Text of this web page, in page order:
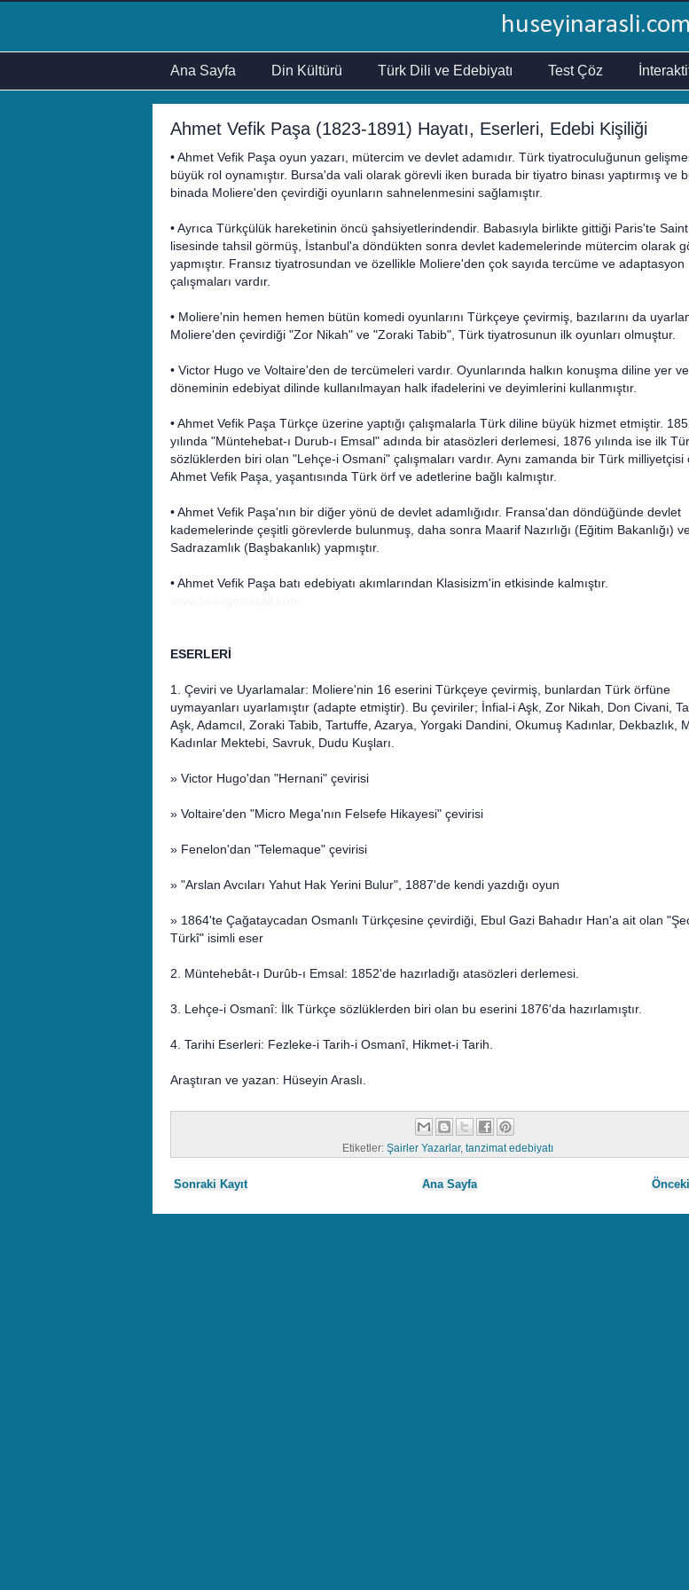
huseyinarasli.com
Ana Sayfa Din Kültürü Türk Dili ve Edebiyatı Test Çöz
Ahmet Vefik Paşa (1823-1891) Hayatı, Eserleri, Edebi Kişiliği
• Ahmet Vefik Paşa oyun yazarı, mütercim ve devlet adamıdır. Türk tiyatroculuğunun
büyük rol oynamıştır. Bursa'da vali olarak görevli iken burada bir tiyatro binası yaptırmış ve
binada Moliere'den çevirdiği oyunların sahnelenmesini sağlamıştır.
• Ayrıca Türkçülük hareketinin öncü şahsiyetlerindendir. Babasıyla birlikte gittiği Paris'te
lisesinde tahsil görmüş, İstanbul'a döndükten sonra devlet kademelerinde mütercim olarak
yapmıştır. Fransız tiyatrosundan ve özellikle Moliere'den çok sayıda tercüme ve adaptasyon
çalışmaları vardır.
• Moliere'nin hemen hemen bütün komedi oyunlarını Türkçeye çevirmiş, bazılarını da
Moliere'den çevirdiği "Zor Nikah" ve "Zoraki Tabib", Türk tiyatrosunun ilk oyunları olmuştur.
• Victor Hugo ve Voltaire'den de tercümeleri vardır. Oyunlarında halkın konuşma diline yer
döneminin edebiyat dilinde kullanılmayan halk ifadelerini ve deyimlerini kullanmıştır.
• Ahmet Vefik Paşa Türkçe üzerine yaptığı çalışmalarla Türk diline büyük hizmet etmiştir.
yılında "Müntehebat-ı Durub-ı Emsal" adında bir atasözleri derlemesi, 1876 yılında ise ilk
sözlüklerden biri olan "Lehçe-i Osmani" çalışmaları vardır. Aynı zamanda bir Türk milliyetçisi
Ahmet Vefik Paşa, yaşantısında Türk örf ve adetlerine bağlı kalmıştır.
• Ahmet Vefik Paşa'nın bir diğer yönü de devlet adamlığıdır. Fransa'dan döndüğünde devlet
kademelerinde çeşitli görevlerde bulunmuş, daha sonra Maarif Nazırlığı (Eğitim Bakanlığı)
Sadrazamlık (Başbakanlık) yapmıştır.
• Ahmet Vefik Paşa batı edebiyatı akımlarından Klasisizm'in etkisinde kalmıştır.
ESERLERİ
1. Çeviri ve Uyarlamalar: Moliere'nin 16 eserini Türkçeye çevirmiş, bunlardan Türk örfüne
uymayanları uyarlamıştır (adapte etmiştir). Bu çeviriler; İnfial-i Aşk, Zor Nikah, Don Civani,
Aşk, Adamcıl, Zoraki Tabib, Tartuffe, Azarya, Yorgaki Dandini, Okumuş Kadınlar, Dekbazlık,
Kadınlar Mektebi, Savruk, Dudu Kuşları.
» Victor Hugo'dan "Hernani" çevirisi
» Voltaire'den "Micro Mega'nın Felsefe Hikayesi" çevirisi
» Fenelon'dan "Telemaque" çevirisi
» "Arslan Avcıları Yahut Hak Yerini Bulur", 1887'de kendi yazdığı oyun
» 1864'te Çağataycadan Osmanlı Türkçesine çevirdiği, Ebul Gazi Bahadır Han'a ait olan
Türkî" isimli eser
2. Müntehebât-ı Durûb-ı Emsal: 1852'de hazırladığı atasözleri derlemesi.
3. Lehçe-i Osmanî: İlk Türkçe sözlüklerden biri olan bu eserini 1876'da hazırlamıştır.
4. Tarihi Eserleri: Fezleke-i Tarih-i Osmanî, Hikmet-i Tarih.
Araştıran ve yazan: Hüseyin Araslı.
Etiketler: Şairler Yazarlar, tanzimat edebiyatı
Sonraki Kayıt Ana Sayfa